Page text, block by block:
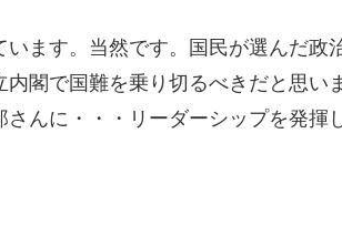
ます。当然です。国民が選んだ政
閣で国難を乗り切るべきだと思い
さんに・・・リーダーシップを発揮